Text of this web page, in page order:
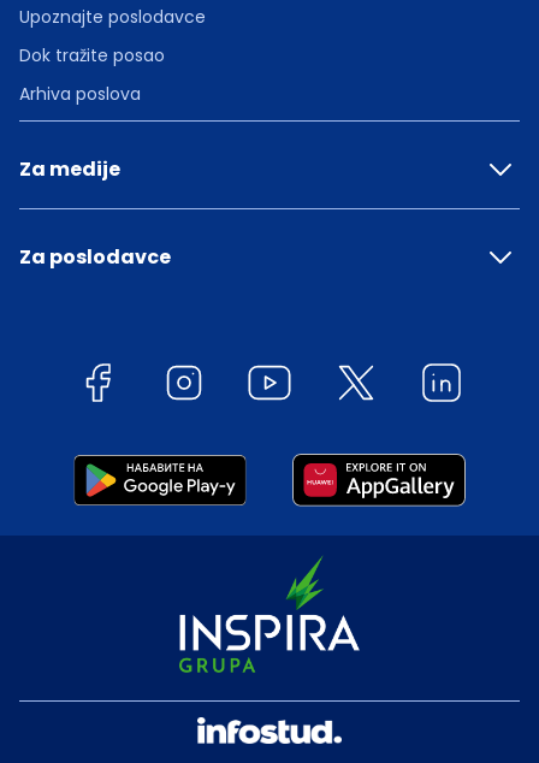
Upoznajte poslodavce
Dok tražite posao
Arhiva poslova
Za medije
Za poslodavce